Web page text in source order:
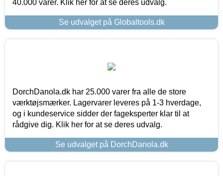
40.000 varer. Klik her for at se deres udvalg.
Se udvalget på Globaltools.dk
DorchDanola.dk har 25.000 varer fra alle de store
værktøjsmærker. Lagervarer leveres på 1-3 hverdage,
og i kundeservice sidder der fageksperter klar til at
rådgive dig. Klik her for at se deres udvalg.
Se udvalget på DorchDanola.dk